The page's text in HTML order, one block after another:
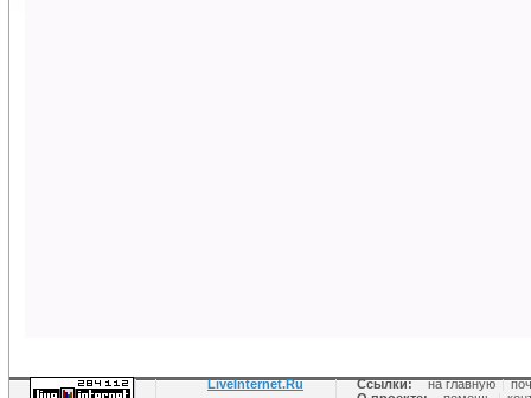
LiveInternet.Ru Ссылки: на главную |